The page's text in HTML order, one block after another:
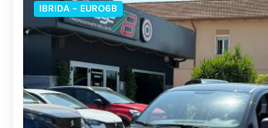
IBRIDA - EURO6B